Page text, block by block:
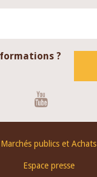
?
Marchés publics et Achats
Espace presse